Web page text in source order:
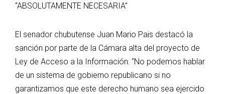
“ABSOLUTAMENTE NECESARIA”
El senador chubutense Juan Mario Pais destacó la
sanción por parte de la Cámara alta del proyecto de
Ley de Acceso a la Información: “No podemos hablar
de un sistema de gobierno republicano si no
garantizamos que este derecho humano sea ejercido